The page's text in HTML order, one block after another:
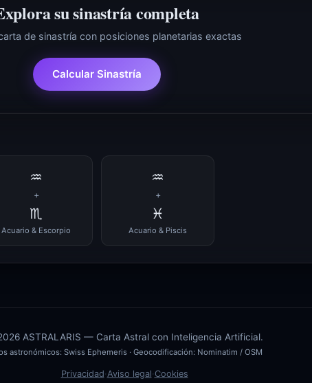
su sinastría completa
de sinastría con posiciones planetarias exactas
Calcular Sinastría
♒
+
♏
Acuario & Escorpio
♒
+
♓
Acuario & Piscis
ASTRALARIS — Carta Astral con Inteligencia Artificial.
astronómicos: Swiss Ephemeris · Geocodificación: Nominatim / OSM
Privacidad·Aviso legal·Cookies